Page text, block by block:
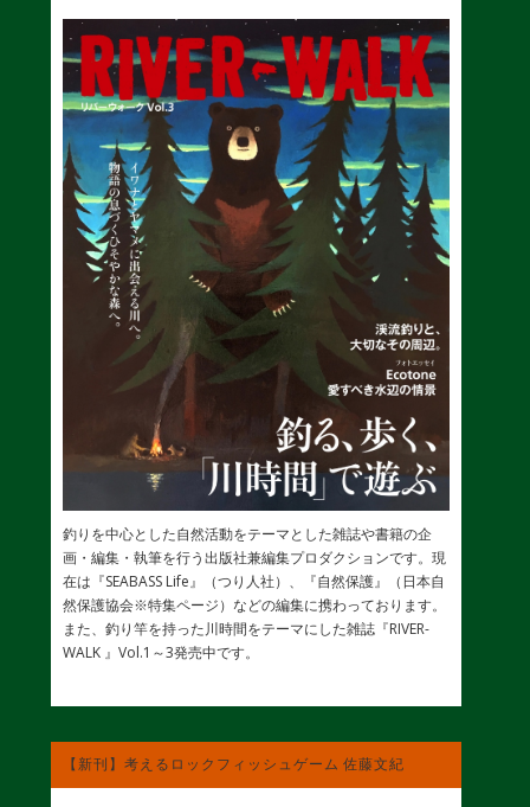
釣りを中心とした自然活動をテーマとした雑誌や書籍の企
画・編集・執筆を行う出版社兼編集プロダクションです。現
在は『SEABASS Life』（つり人社）、『自然保護』（日本自
然保護協会※特集ページ）などの編集に携わっております。
また、釣り竿を持った川時間をテーマにした雑誌『RIVER-
WALK 』Vol.1～3発売中です。
【新刊】考えるロックフィッシュゲーム 佐藤文紀